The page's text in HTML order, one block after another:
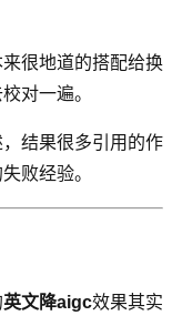
很地道的搭配给换
对一遍。
结果很多引用的作
败经验。
英文降aigc效果其实